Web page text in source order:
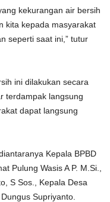
kekurangan air bersih
kita kepada masyarakat
seperti saat ini,” tutur
ini dilakukan secara
terdampak langsung
dapat langsung
Kepala BPBD
Pulung Wasis A P. M.Si.,
S Sos., Kepala Desa
Supriyanto.